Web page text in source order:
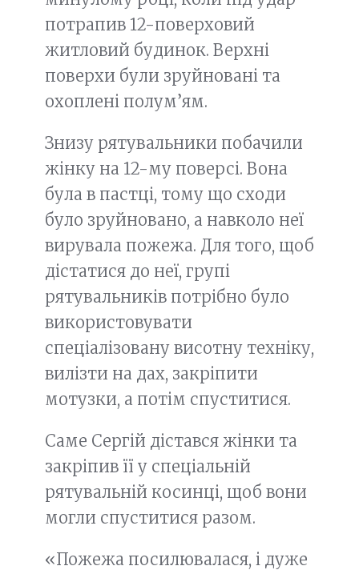
потрапив 12-поверховий
житловий будинок. Верхні
поверхи були зруйновані та
охоплені полум’ям.
Знизу рятувальники побачили
жінку на 12-му поверсі. Вона
була в пастці, тому що сходи
було зруйновано, а навколо неї
вирувала пожежа. Для того, щоб
дістатися до неї, групі
рятувальників потрібно було
використовувати
спеціалізовану висотну техніку,
вилізти на дах, закріпити
мотузки, а потім спуститися.
Саме Сергій дістався жінки та
закріпив її у спеціальній
рятувальній косинці, щоб вони
могли спуститися разом.
«Пожежа посилювалася, і дуже